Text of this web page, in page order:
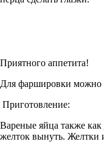
Приятного аппетита!
Для фаршировки можно
Приготовление:
Вареные яйца также как
желток вынуть. Желтки